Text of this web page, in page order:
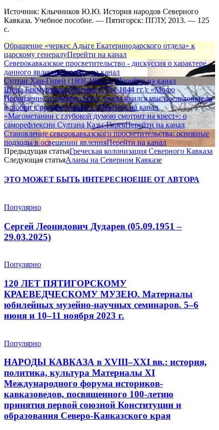
Источник: Клычников Ю.Ю. История народов Северного
Кавказа. Учебное пособие. — Пятигорск: ПГЛУ, 2013. — 125
с.
Обращение «черкес Адыге Екатеринодарского отдела» к
царскому генералуПерейти на канал
Северокавказское просветительство - дискуссия о характере
данного явленияПерейти на канал
Султан Хан-Гирей (1808-1842 гг.)Перейти на канал
Шора Бекмурзович Ногмов (1794-1844 гг.): «Молю
Провидение и единого Бога, чтобы явился мне последователь
в любви к родному языку...»Перейти на канал
«Магометанин с глубокой думою смотрит на крест»: о
саморефлексии Султана Казы-ГиреяПерейти на канал
Становление северокавказского просветительства: основные
подходы в освещении явленияПерейти на канал
Предыдущая статьяГреческая колонизация Северного Кавказа
Следующая статьяАланы на Северном Кавказе
ЭТО МОЖЕТ БЫТЬ ИНТЕРЕСНОЕЩЕ ОТ АВТОРА
Популярно
Сергей Леонидович Дударев (05.09.1951 –
29.03.2025)
Популярно
120 ЛЕТ ПЯТИГОРСКОМУ
КРАЕВЕДЧЕСКОМУ МУЗЕЮ. Материалы
юбилейных музейно-научных семинаров. 5–6
июня и 10–11 ноября 2023 г.
Популярно
НАРОДЫ КАВКАЗА в XVIII–XXI вв.: история,
политика, культура Материалы XI
Международного форума историков-
кавказоведов, посвященного 100-летию
принятия первой союзной Конституции и
образования Северо-Кавказского края